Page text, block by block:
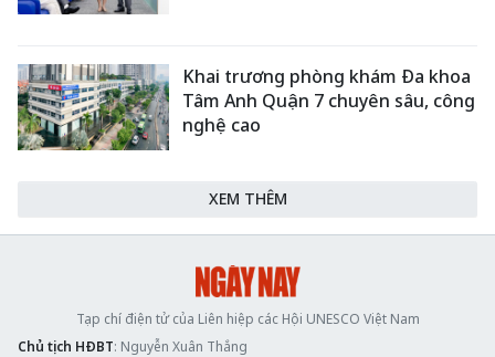
Khai trương phòng khám Đa khoa
Tâm Anh Quận 7 chuyên sâu, công
nghệ cao
XEM THÊM
Tạp chí điện tử của Liên hiệp các Hội UNESCO Việt Nam
Chủ tịch HĐBT: Nguyễn Xuân Thắng